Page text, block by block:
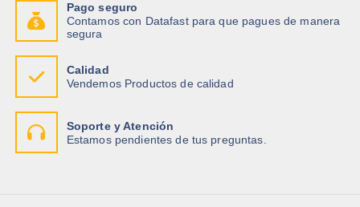
Pago seguro
Contamos con Datafast para que pagues de manera
segura
Calidad
Vendemos Productos de calidad
Soporte y Atención
Estamos pendientes de tus preguntas.